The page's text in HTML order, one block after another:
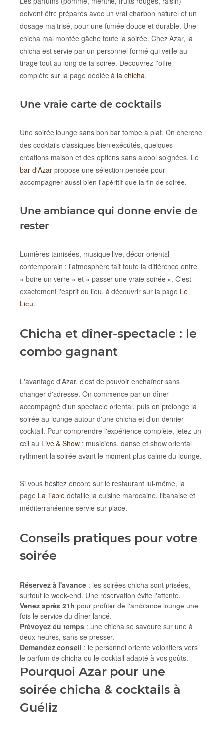
doivent être préparés avec un vrai charbon naturel et un
dosage maîtrisé, pour une fumée douce et durable. Une
chicha mal montée gâche toute la soirée. Chez Azar, la
chicha est servie par un personnel formé qui veille au
tirage tout au long de la soirée. Découvrez l'offre
complète sur la page dédiée à la chicha.
Une vraie carte de cocktails
Une soirée lounge sans bon bar tombe à plat. On cherche
des cocktails classiques bien exécutés, quelques
créations maison et des options sans alcool soignées. Le
bar d'Azar propose une sélection pensée pour
accompagner aussi bien l'apéritif que la fin de soirée.
Une ambiance qui donne envie de
rester
Lumières tamisées, musique live, décor oriental
contemporain : l'atmosphère fait toute la différence entre
« boire un verre » et « passer une vraie soirée ». C'est
exactement l'esprit du lieu, à découvrir sur la page Le
Lieu.
Chicha et dîner-spectacle : le
combo gagnant
L'avantage d'Azar, c'est de pouvoir enchaîner sans
changer d'adresse. On commence par un dîner
accompagné d'un spectacle oriental, puis on prolonge la
soirée au lounge autour d'une chicha et d'un dernier
cocktail. Pour comprendre l'expérience complète, jetez un
œil au Live & Show : musiciens, danse et show oriental
rythment la soirée avant le moment plus calme du lounge.
Si vous hésitez encore sur le restaurant lui-même, la
page La Table détaille la cuisine marocaine, libanaise et
méditerranéenne servie sur place.
Conseils pratiques pour votre
soirée
Réservez à l'avance : les soirées chicha sont prisées,
surtout le week-end. Une réservation évite l'attente.
Venez après 21h pour profiter de l'ambiance lounge une
fois le service du dîner lancé.
Prévoyez du temps : une chicha se savoure sur une à
deux heures, sans se presser.
Demandez conseil : le personnel oriente volontiers vers
le parfum de chicha ou le cocktail adapté à vos goûts.
Pourquoi Azar pour une
soirée chicha & cocktails à
Guéliz